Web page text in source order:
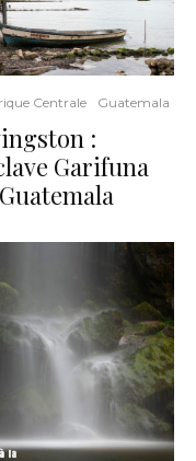
Centrale Guatemala
:
Garifuna